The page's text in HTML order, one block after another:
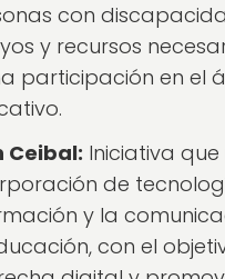
con
y recursos
participación en el
Ceibal: Iniciativa
de
y la
con el